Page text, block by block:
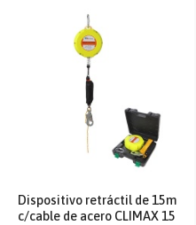
Dispositivo retráctil de 15m
c/cable de acero CLIMAX 15